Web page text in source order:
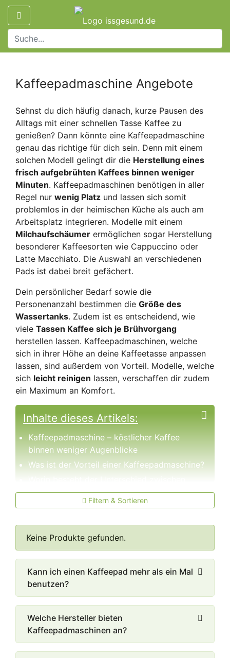
Kaffeepadmaschine Angebote
Sehnst du dich häufig danach, kurze Pausen des
Alltags mit einer schnellen Tasse Kaffee zu
genießen? Dann könnte eine Kaffeepadmaschine
genau das richtige für dich sein. Denn mit einem
solchen Modell gelingt dir die Herstellung eines
frisch aufgebrühten Kaffees binnen weniger
Minuten. Kaffeepadmaschinen benötigen in aller
Regel nur wenig Platz und lassen sich somit
problemlos in der heimischen Küche als auch am
Arbeitsplatz integrieren. Modelle mit einem
Milchaufschäumer ermöglichen sogar Herstellung
besonderer Kaffeesorten wie Cappuccino oder
Latte Macchiato. Die Auswahl an verschiedenen
Pads ist dabei breit gefächert.
Dein persönlicher Bedarf sowie die
Personenanzahl bestimmen die Größe des
Wassertanks. Zudem ist es entscheidend, wie
viele Tassen Kaffee sich je Brühvorgang
herstellen lassen. Kaffeepadmaschinen, welche
sich in ihrer Höhe an deine Kaffeetasse anpassen
lassen, sind außerdem von Vorteil. Modelle, welche
sich leicht reinigen lassen, verschaffen dir zudem
ein Maximum an Komfort.
Inhalte dieses Artikels:
Kaffeepadmaschine – köstlicher Kaffee
binnen weniger Augenblicke
Was ist der Vorteil einer Kaffeepadmaschine?
Kaffeepadmaschine und
Kaffeekapselmaschine?
Kaffeekapselmaschine
Was ist beim Kauf zu beachten?
Tassenumfang
Kabellänge
Gadgets
Leistung
Wie ist eine Kaffeepadmaschine zu reinigen?
Filtern & Sortieren
Keine Produkte gefunden.
Kann ich einen Kaffeepad mehr als ein Mal
benutzen?
Welche Hersteller bieten
Kaffeepadmaschinen an?